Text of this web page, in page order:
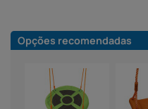
Opções recomendadas